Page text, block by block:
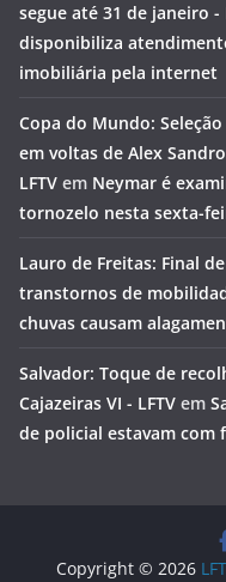
segue até 31 de janeiro -
disponibiliza
imobiliária pela internet
Copa do Mundo:
em voltas de Alex
LFTV em Neymar é
tornozelo nesta sexta-
Lauro de Freitas: Final
transtornos de
chuvas causam
Salvador: Toque de
Cajazeiras VI - LFTV em
de policial estavam com
Copyright © 2026